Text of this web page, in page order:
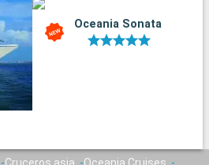
Oceania Sonata
Cruceros asia
Oceania Cruises